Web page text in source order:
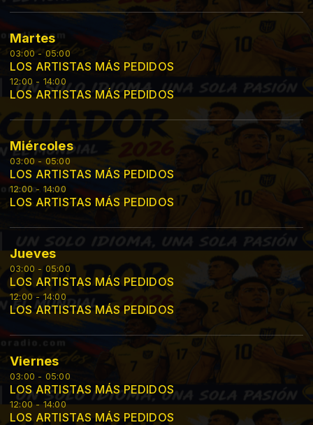
Martes
03:00 - 05:00
LOS ARTISTAS MÁS PEDIDOS
12:00 - 14:00
LOS ARTISTAS MÁS PEDIDOS
Miércoles
03:00 - 05:00
LOS ARTISTAS MÁS PEDIDOS
12:00 - 14:00
LOS ARTISTAS MÁS PEDIDOS
Jueves
03:00 - 05:00
LOS ARTISTAS MÁS PEDIDOS
12:00 - 14:00
LOS ARTISTAS MÁS PEDIDOS
Viernes
03:00 - 05:00
LOS ARTISTAS MÁS PEDIDOS
12:00 - 14:00
LOS ARTISTAS MÁS PEDIDOS